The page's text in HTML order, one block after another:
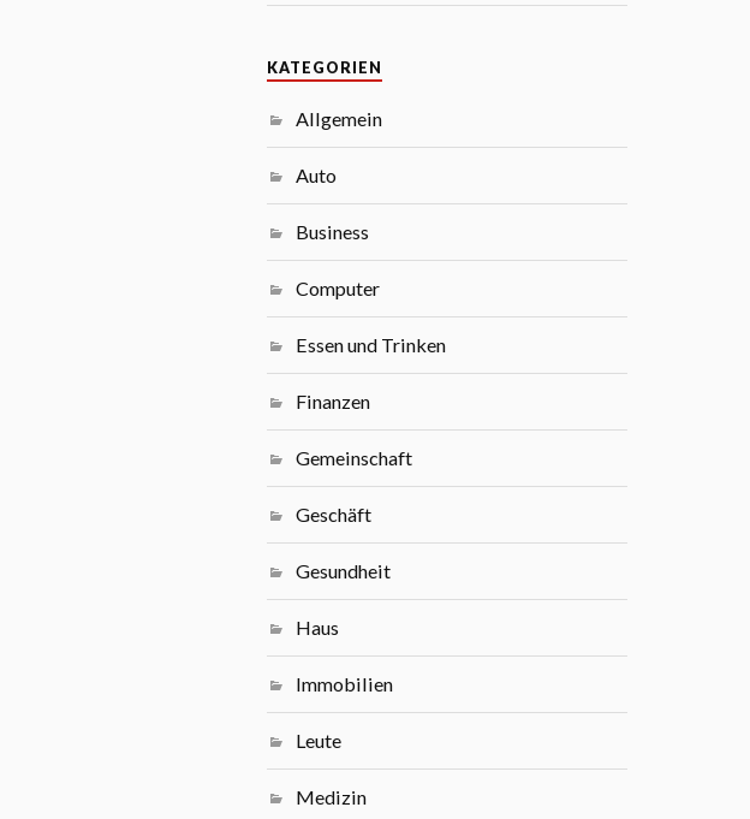
KATEGORIEN
Allgemein
Auto
Business
Computer
Essen und Trinken
Finanzen
Gemeinschaft
Geschäft
Gesundheit
Haus
Immobilien
Leute
Medizin